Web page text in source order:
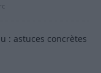
: astuces concrètes